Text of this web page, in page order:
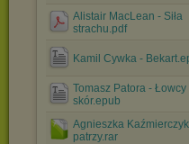
Alistair MacLean - Siła
strachu.pdf
Kamil Cywka -
Tomasz Patora - Łowcy
skór.epub
Agnieszka
patrzy.rar